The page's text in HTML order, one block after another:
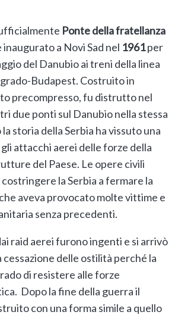
Ponte della fratellanza
inaugurato a Novi Sad nel 1961per
del Danubio ai treni della linea
Budapest. Costruito in
precompresso, fu distrutto nel
due ponti sul Danubio nella stessa
storia della Serbia ha vissuto una
attacchi aerei delle forze della
del Paese. Le opere civili
la Serbia a fermare la
aveva provocato molte vittime e
senza precedenti.
raid aerei furono ingenti e si arrivò
cessazione delle ostilità perché la
di resistere alle forze
Dopo la fine della guerra il
con una forma simile a quello